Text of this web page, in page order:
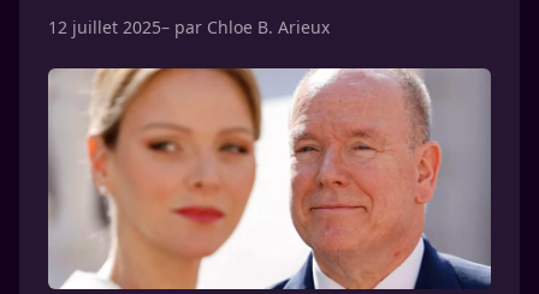
12 juillet 2025– par Chloe B. Arieux